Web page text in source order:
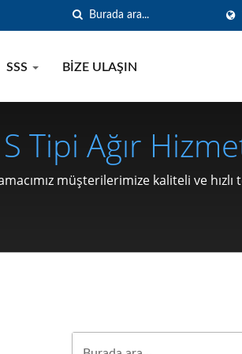
SSS BIZE ULAŞIN
Tipi Ağır
Beri
(C Tipi
Takma Halka,
müşterilerimize kaliteli ve hızlı